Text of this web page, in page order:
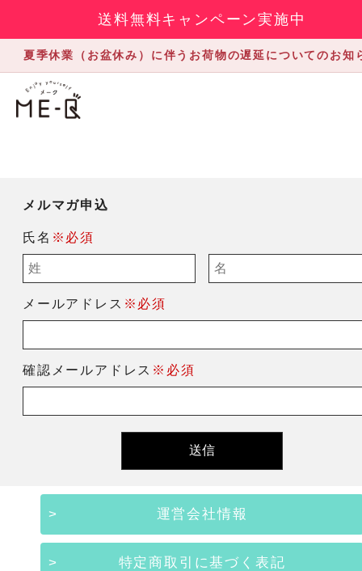
送料無料キャンペーン実施中
夏季休業（お盆休み）に伴うお荷物の遅延についてのお知
メルマガ申込
氏名 ※必須
メールアドレス ※必須
確認メールアドレス ※必須
運営会社情報
特定商取引に基づく表記